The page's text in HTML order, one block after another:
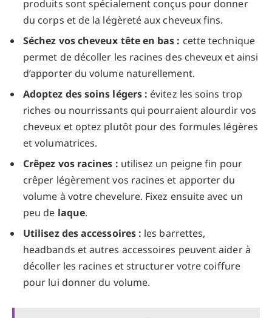
produits sont spécialement conçus pour donner
du corps et de la légèreté aux cheveux fins.
Séchez vos cheveux tête en bas : cette technique
permet de décoller les racines des cheveux et ainsi
d’apporter du volume naturellement.
Adoptez des soins légers : évitez les soins trop
riches ou nourrissants qui pourraient alourdir vos
cheveux et optez plutôt pour des formules légères
et volumatrices.
Crêpez vos racines : utilisez un peigne fin pour
crêper légèrement vos racines et apporter du
volume à votre chevelure. Fixez ensuite avec un
peu de laque.
Utilisez des accessoires : les barrettes,
headbands et autres accessoires peuvent aider à
décoller les racines et structurer votre coiffure
pour lui donner du volume.